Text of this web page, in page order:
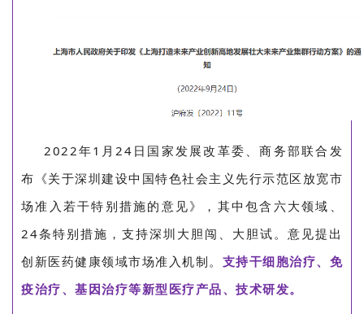
2022年1月24日国家发展改革委、商务部联合发
布《关于深圳建设中国特色社会主义先行示范区放宽市
场准入若干特别措施的意见》，其中包含六大领域、
24条特别措施，支持深圳大胆闯、大胆试。意见提出
创新医药健康领域市场准入机制。 支持干细胞治疗、免
疫治疗、基因治疗等新型医疗产品、技术研发。